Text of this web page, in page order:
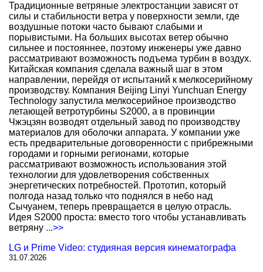
Традиционные ветряные электростанции зависят от
силы и стабильности ветра у поверхности земли, где
воздушные потоки часто бывают слабыми и
порывистыми. На больших высотах ветер обычно
сильнее и постояннее, поэтому инженеры уже давно
рассматривают возможность подъема турбин в воздух.
Китайская компания сделала важный шаг в этом
направлении, перейдя от испытаний к мелкосерийному
производству. Компания Beijing Linyi Yunchuan Energy
Technology запустила мелкосерийное производство
летающей ветротурбины S2000, а в провинции
Чжэцзян возводят отдельный завод по производству
материалов для оболочки аппарата. У компании уже
есть предварительные договоренности с прибрежными
городами и горными регионами, которые
рассматривают возможность использования этой
технологии для удовлетворения собственных
энергетических потребностей. Прототип, который
полгода назад только что поднялся в небо над
Сычуанем, теперь превращается в целую отрасль.
Идея S2000 проста: вместо того чтобы устанавливать
ветряну ...>>
LG и Prime Video: студияная версия кинематографа
31.07.2026